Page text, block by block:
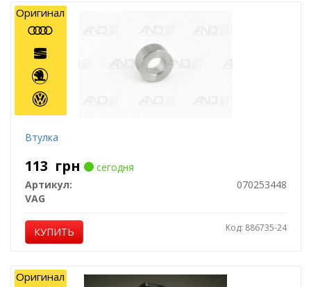
Втулка
113 грн
сегодня
Артикул:
070253448
VAG
КУПИТЬ Код: 886735-24
Оригинал
Оригинал